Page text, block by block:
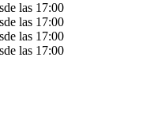
las 17:00
las 17:00
las 17:00
las 17:00